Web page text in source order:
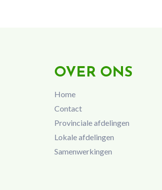
OVER ONS
Home
Contact
Provinciale afdelingen
Lokale afdelingen
Samenwerkingen